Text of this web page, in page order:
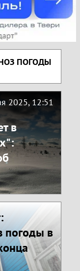
ПОГОДЫ
2025, 12:51
в
погоды в